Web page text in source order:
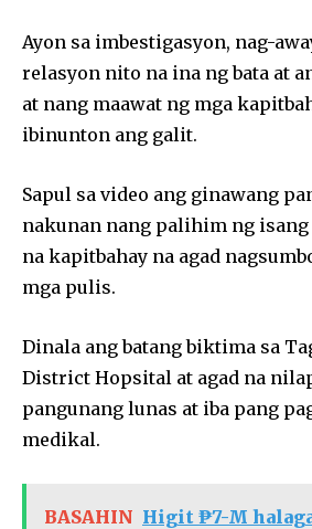
Ayon sa imbestigasyon, nag-
relasyon nito na ina ng bata at
at nang maawat ng mga
ibinunton ang galit.
Sapul sa video ang ginawang
nakunan nang palihim ng
na kapitbahay na agad
mga pulis.
Dinala ang batang biktima sa
District Hopsital at agad na
pangunang lunas at iba pang
medikal.
BASAHIN Higit ₱7-M